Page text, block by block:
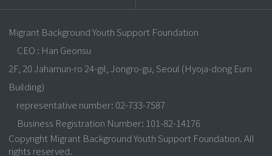
Migrant Background Youth Support Foundation
CEO : Han Geonsu
2F, 20 Jahamun-ro 24-gil, Jongro-gu, Seoul (Hyoja-dong Eum
Building)
representative number: 02-733-7587
Business Registration Number: 101-82-14176
Copyright Migrant Background Youth Support Foundation. All
rights reserved.